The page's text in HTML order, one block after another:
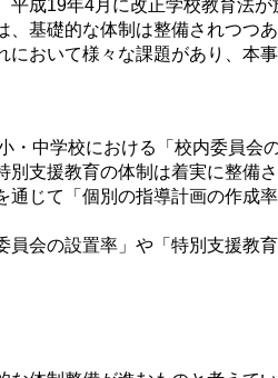
成19年4月に改正学校教育法が
基礎的な体制は整備されつつ
において様々な課題があり、本
・中学校における「校内委員会
支援教育の体制は着実に整備さ
じて「個別の指導計画の作成
会の設置率」や「特別支援教